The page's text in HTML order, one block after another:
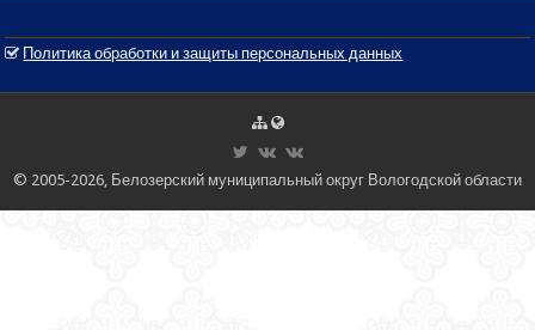
Политика обработки и защиты персональных данных
© 2005-2026, Белозерский муниципальный округ Вологодской области